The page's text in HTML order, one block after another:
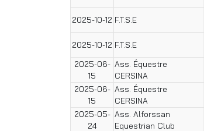
2025-10-12 F.T.S.E
2025-10-12 F.T.S.E
2025-06-
15
Ass. Équestre
CERSINA
2025-06-
15
Ass. Équestre
CERSINA
2025-05-
24
Ass. Alforssan
Equestrian Club